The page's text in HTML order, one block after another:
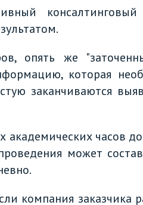
консалтинговый
опять же
которая
заканчиваются
академических часов
может
компания заказчика